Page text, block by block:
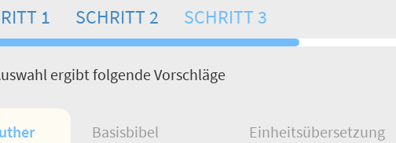
1 SCHRITT 2 SCHRITT 3
ergibt folgende Vorschläge
Basisbibel Einheitsübersetzung